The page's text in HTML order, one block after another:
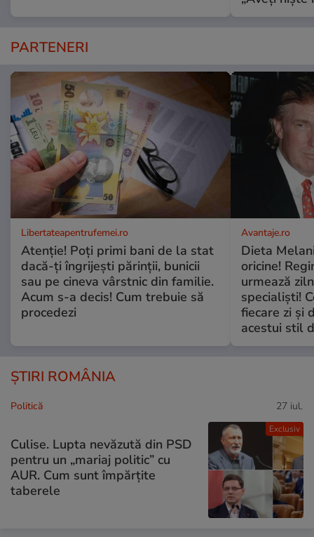
PARTENERI
Libertateapentrufemei.ro
Atenție! Poți primi bani de la stat
dacă-ți îngrijești părinții, bunicii
sau pe cineva vârstnic din familie.
Acum s-a decis! Cum trebuie să
procedezi
Avantaje.ro
Dieta
oricine!
urmează
specialiști!
fiecare zi și
acestui stil
ȘTIRI ROMÂNIA
Exclusiv
Politică 27 iul.
Culise. Lupta nevăzută din PSD
pentru un „mariaj politic” cu
AUR. Cum sunt împărțite
taberele